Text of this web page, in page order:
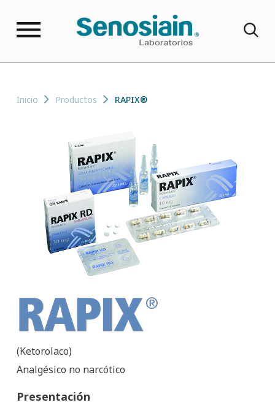
Inicio Productos RAPIX®
RAPIX®
(Ketorolaco)
Analgésico no narcótico
Presentación